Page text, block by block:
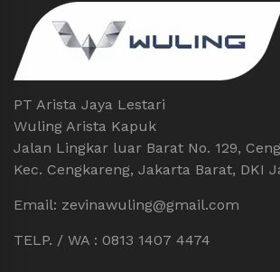
PT Arista Jaya Lestari
Wuling Arista Kapuk
Jalan Lingkar luar Barat No. 129,
Kec. Cengkareng, Jakarta Barat, DKI
Email: zevinawuling@gmail.com
TELP. / WA : 0813 1407 4474